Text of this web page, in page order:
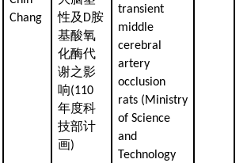
Chang
性及 D胺
基酸氧
化酶代
谢之影
响(110
年度科
技部计
画)
transient
middle
cerebral
artery
occlusion
rats (Ministry
of Science
and
Technology